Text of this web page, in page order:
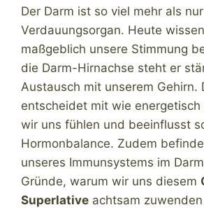
Der Darm ist so viel mehr als
Verdauungsorgan. Heute
maßgeblich unsere Stimmung
die Darm-Hirnachse steht er
Austausch mit unserem Gehirn.
entscheidet mit wie energetisch
wir uns fühlen und beeinflusst
Hormonbalance. Zudem
unseres Immunsystems im
Gründe, warum wir uns diesem
Superlative achtsam